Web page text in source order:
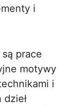
i
prace
motywy
i